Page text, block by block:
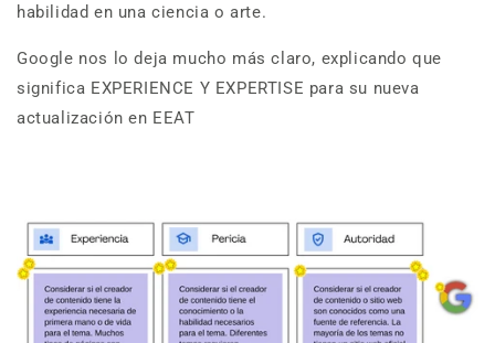
habilidad en una ciencia o arte.
Google nos lo deja mucho más claro, explicando que
significa EXPERIENCE Y EXPERTISE para su nueva
actualización en EEAT